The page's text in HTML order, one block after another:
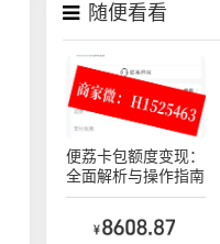
随便看看
便荔卡包额度变现：
全面解析与操作指南